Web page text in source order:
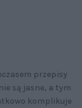
przepisy
są jasne, a tym
komplikuje